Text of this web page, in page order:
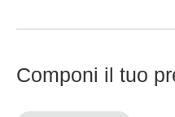
Componi il tuo